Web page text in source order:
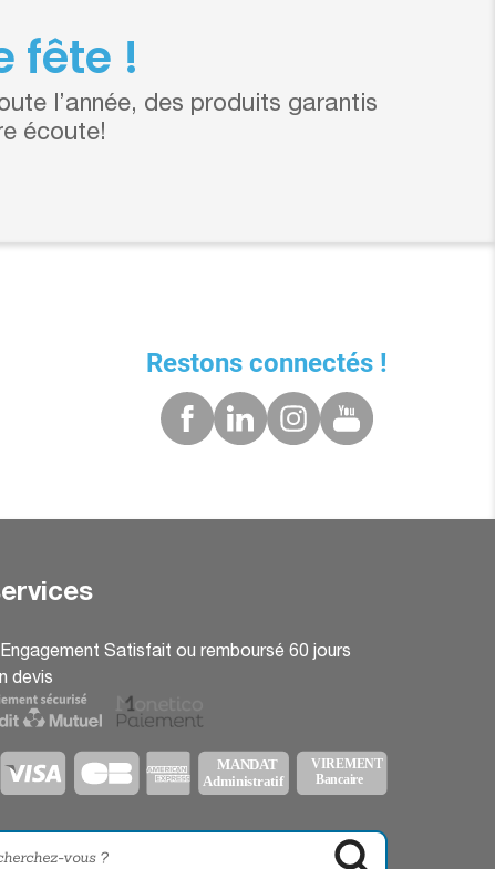
fête !
l’année, des produits garantis
écoute!
Restons connectés !
Satisfait ou remboursé 60 jours
devis